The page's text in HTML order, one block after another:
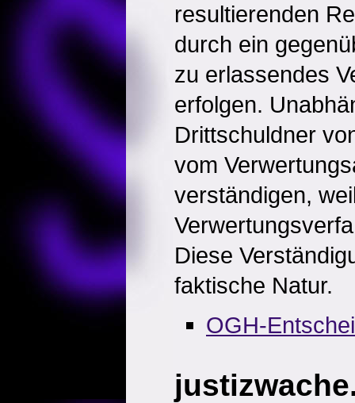
resultierenden
durch ein
zu erlassendes
erfolgen.
Drittschuldner
vom
verständigen,
Diese
faktische Natur.
OGH-